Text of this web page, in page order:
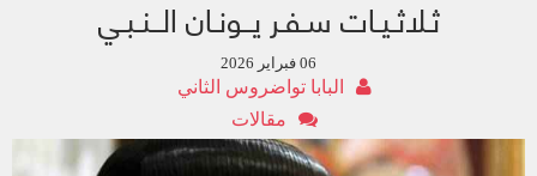
ثـلاثـيـات سـفـر يــونـان الــنـبـي
06 فبراير 2026
البابا تواضروس الثاني
مقالات